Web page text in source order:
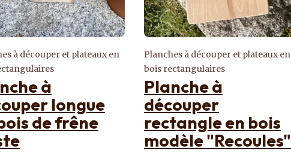
à découper et plateaux en
à
en bois
"Recoules"
Planches à découper et plateaux en
bois de forme longue
Planche de service
longue en bois de
frêne "Albaret Le
Bas"